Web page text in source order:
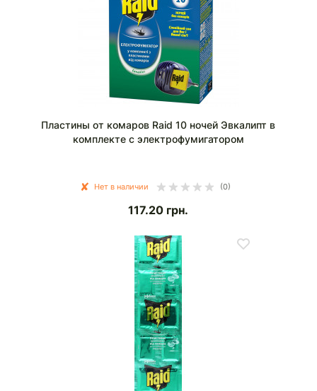
Пластины от комаров Raid 10 ночей Эвкалипт в
комплекте с электрофумигатором
Нет в наличии (0)
117.20 грн.